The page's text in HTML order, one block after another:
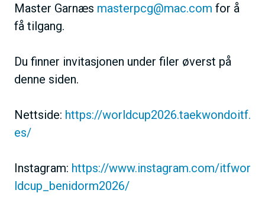
Master Garnæs masterpcg@mac.com for å
få tilgang.
Du finner invitasjonen under filer øverst på
denne siden.
Nettside: https://worldcup2026.taekwondoitf.
es/
Instagram: https://www.instagram.com/itfwor
ldcup_benidorm2026/